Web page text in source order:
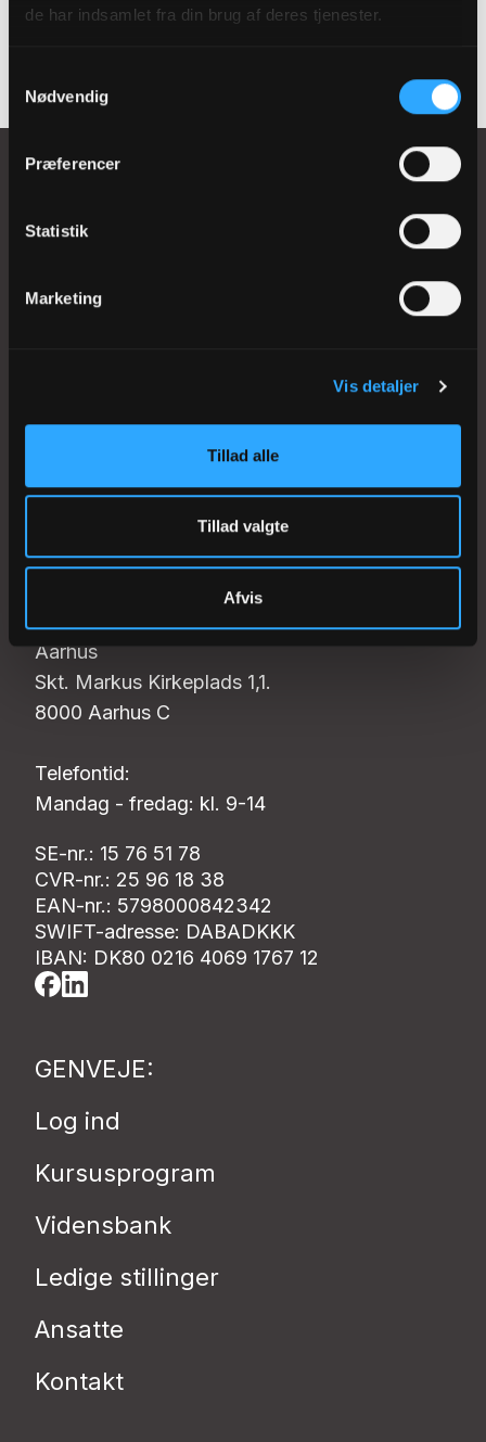
de har indsamlet fra din brug af deres tjenester.
Nødvendig
Præferencer
Statistik
Marketing
Vis detaljer
Tillad alle
Tillad valgte
Afvis
Tilmeld
Tlf. 58 58 30 00
6240 Løgumkloster
Farvergade 27 F 2.
Aarhus
Skt. Markus Kirkeplads 1,1.
8000 Aarhus C
Telefontid:
Mandag - fredag: kl. 9-14
SE-nr.: 15 76 51 78
CVR-nr.: 25 96 18 38
EAN-nr.: 5798000842342
SWIFT-adresse: DABADKKK
IBAN: DK80 0216 4069 1767 12
GENVEJE:
Log ind
Kursusprogram
Vidensbank
Ledige stillinger
Ansatte
Kontakt